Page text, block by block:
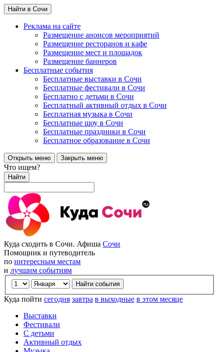
Найти в Сочи
Реклама на сайте
Размещение анонсов мероприятий
Размещение ресторанов и кафе
Размещение мест и площадок
Размещение баннеров
Бесплатные события
Бесплатные выставки в Сочи
Бесплатные фестивали в Сочи
Бесплатно с детьми в Сочи
Бесплатный активный отдых в Сочи
Бесплатная музыка в Сочи
Бесплатные шоу в Сочи
Бесплатные праздники в Сочи
Бесплатное образование в Сочи
Открыть меню Закрыть меню
Что ищем?
Найти
Куда сходить в Сочи. Афиша Сочи
Помощник и путеводитель
по интересным местам
и лучшим событиям
Куда пойти сегодня завтра в выходные в этом месяце
Выставки
Фестивали
С детьми
Активный отдых